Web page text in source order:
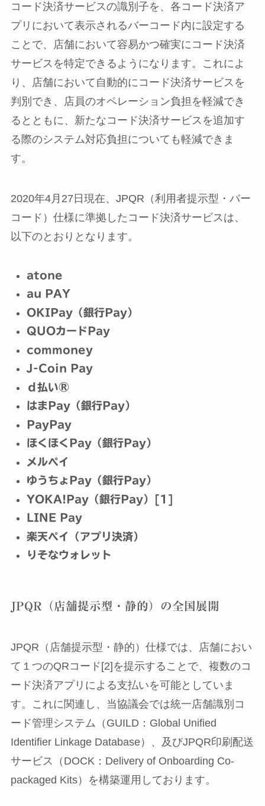
コード決済サービスの識別子を、各コード決済ア
プリにおいて表示されるバーコード内に設定する
ことで、店舗において容易かつ確実にコード決済
サービスを特定できるようになります。これによ
り、店舗において自動的にコード決済サービスを
判別でき、店員のオペレーション負担を軽減でき
るとともに、新たなコード決済サービスを追加す
る際のシステム対応負担についても軽減できま
す。
2020年4月27日現在、JPQR（利用者提示型・バー
コード）仕様に準拠したコード決済サービスは、
以下のとおりとなります。
atone
au PAY
OKIPay（銀行Pay）
QUOカードPay
commoney
J-Coin Pay
ｄ払い®
はまPay（銀行Pay）
PayPay
ほくほくPay（銀行Pay）
メルペイ
ゆうちょPay（銀行Pay）
YOKA!Pay（銀行Pay）
[1]
LINE Pay
楽天ペイ（アプリ決済）
りそなウォレット
JPQR（店舗提示型・静的）の全国展開
JPQR（店舗提示型・静的）仕様では、店舗におい
て１つのQRコード[2]を提示することで、複数のコ
ード決済アプリによる支払いを可能としていま
す。これに関連し、当協議会では統一店舗識別コ
ード管理システム（GUILD：Global Unified
Identifier Linkage Database）、及びJPQR印刷配送
サービス（DOCK：Delivery of Onboarding Co-
packaged Kits）を構築運用しております。